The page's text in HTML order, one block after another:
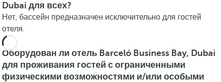
Dubai для всех?
Нет, бассейн предназначен исключительно для гостей
отеля.
Оборудован ли отель Barceló Business Bay, Dubai
для проживания гостей с ограниченными
физическими возможностями и/или особыми